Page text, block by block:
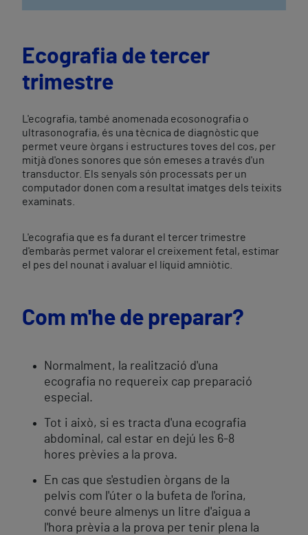
Ecografia de tercer
trimestre
L'ecografia, també anomenada ecosonografia o
ultrasonografia, és una tècnica de diagnòstic que
permet veure òrgans i estructures toves del cos, per
mitjà d'ones sonores que són emeses a través d'un
transductor. Els senyals són processats per un
computador donen com a resultat imatges dels teixits
examinats.
L'ecografia que es fa durant el tercer trimestre
d'embaràs permet valorar el creixement fetal, estimar
el pes del nounat i avaluar el líquid amniòtic.
Com m'he de preparar?
Normalment, la realització d'una
ecografia no requereix cap preparació
especial.
Tot i això, si es tracta d'una ecografia
abdominal, cal estar en dejú les 6-8
hores prèvies a la prova.
En cas que s'estudien òrgans de la
pelvis com l'úter o la bufeta de l'orina,
convé beure almenys un litre d'aigua a
l'hora prèvia a la prova per tenir plena la